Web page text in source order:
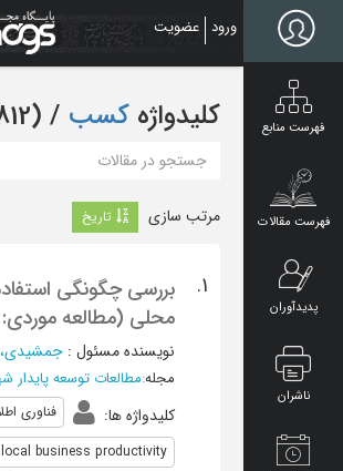
content
ورود عضویت
فهرست منابع
فهرست مقالات
پدیدآوران
ناشران
کلیدواژه کسب ‏/ (812 مقاله)
مرتب سازی تاریخ
1.
بررسی چگونگی
محلی (مطالعه موردی:
نویسنده مسئول :
مجله:مطالعات توسعه پایدار
کلیدواژه ها: فناوری
business productivity